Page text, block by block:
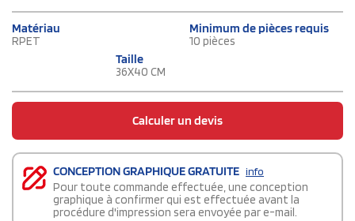
Matériau
RPET
Minimum de pièces requis
10 pièces
Taille
36X40 CM
Calculer un devis
CONCEPTION GRAPHIQUE GRATUITE info
Pour toute commande effectuée, une conception
graphique à confirmer qui est effectuée avant la
procédure d'impression sera envoyée par e-mail.